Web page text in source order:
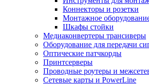
Коннекторы и розетки
Монтажное
Шкафы стойки
Медиаконвертеры трансиверы
Оборудование для передачи
Оптические патчкорды
Принтсерверы
Проводные роутеры и
Сетевые карты и PowerLine